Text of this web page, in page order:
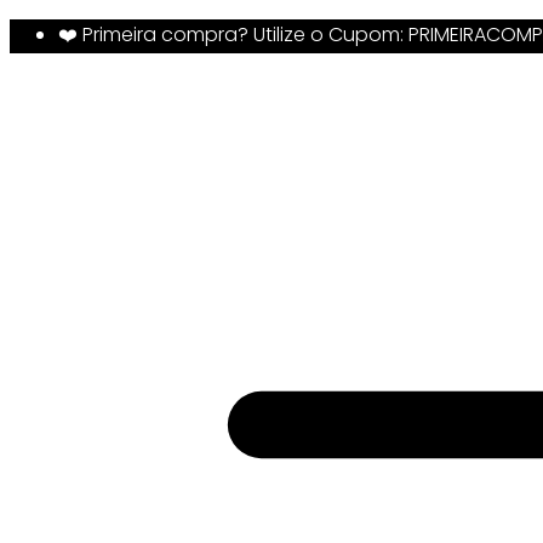
❤️ Primeira compra? Utilize o Cupom: